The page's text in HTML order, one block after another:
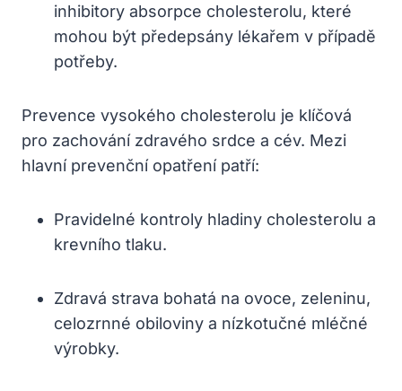
inhibitory absorpce cholesterolu, které
mohou být předepsány lékařem v případě
potřeby.
Prevence vysokého cholesterolu je klíčová
pro zachování zdravého srdce a cév. Mezi
hlavní prevenční opatření patří:
Pravidelné kontroly hladiny cholesterolu a
krevního tlaku.
Zdravá strava bohatá na ovoce, zeleninu,
celozrnné obiloviny a nízkotučné mléčné
výrobky.